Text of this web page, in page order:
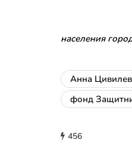
населения
Анна
фонд
456